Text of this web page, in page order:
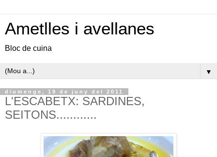
Ametlles i avellanes
Bloc de cuina
▼
diumenge, 19 de juny del 2011
L'ESCABETX: SARDINES,
SEITONS............